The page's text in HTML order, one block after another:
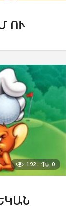
ՈՒ
192 0